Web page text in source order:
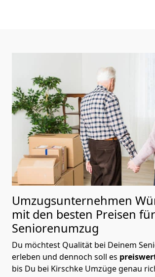
Umzugsunternehmen
mit den besten Preisen
Seniorenumzug
Du möchtest Qualität bei Deinem
erleben und dennoch soll es
bis Du bei Kirschke Umzüge genau